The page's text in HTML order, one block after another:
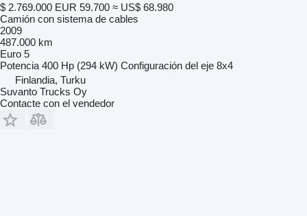
$ 2.769.000 EUR 59.700 ≈ US$ 68.980
Camión con sistema de cables
2009
487.000 km
Euro 5
Potencia 400 Hp (294 kW) Configuración del eje 8x4
Finlandia, Turku
Suvanto Trucks Oy
Contacte con el vendedor